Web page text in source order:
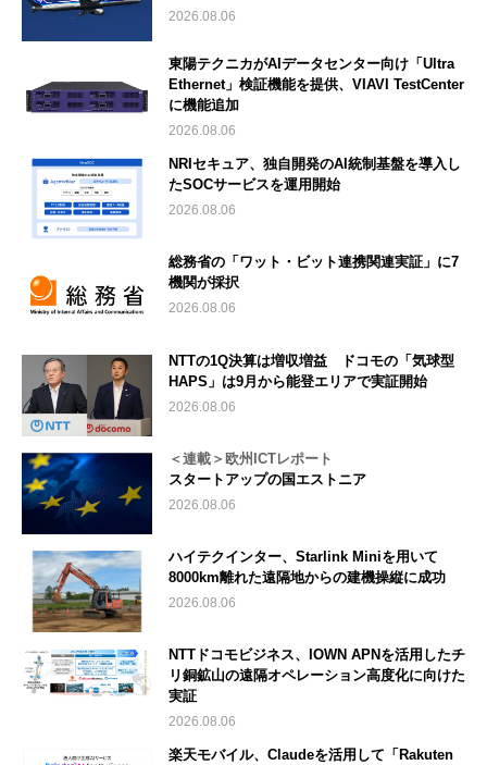
2026.08.06
東陽テクニカがAIデータセンター向け「Ultra
Ethernet」検証機能を提供、VIAVI TestCenter
に機能追加
2026.08.06
NRIセキュア、独自開発のAI統制基盤を導入し
たSOCサービスを運用開始
2026.08.06
総務省の「ワット・ビット連携関連実証」に7
機関が採択
2026.08.06
NTTの1Q決算は増収増益 ドコモの「気球型
HAPS」は9月から能登エリアで実証開始
2026.08.06
＜連載＞欧州ICTレポート
スタートアップの国エストニア
2026.08.06
ハイテクインター、Starlink Miniを用いて
8000km離れた遠隔地からの建機操縦に成功
2026.08.06
NTTドコモビジネス、IOWN APNを活用したチ
リ銅鉱山の遠隔オペレーション高度化に向けた
実証
2026.08.06
楽天モバイル、Claudeを活用して「Rakuten